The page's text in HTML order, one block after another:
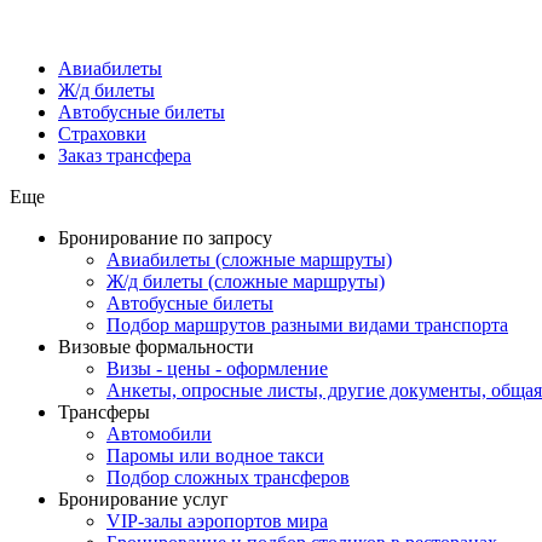
Авиабилеты
Ж/д билеты
Автобусные билеты
Страховки
Заказ трансфера
Еще
Бронирование по запросу
Авиабилеты (сложные маршруты)
Ж/д билеты (сложные маршруты)
Автобусные билеты
Подбор маршрутов разными видами транспорта
Визовые формальности
Визы - цены - оформление
Анкеты, опросные листы, другие документы,
Трансферы
Автомобили
Паромы или водное такси
Подбор сложных трансферов
Бронирование услуг
VIP-залы аэропортов мира